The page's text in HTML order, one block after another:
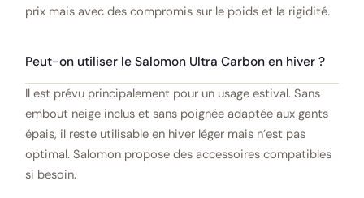
prix mais avec des compromis sur le poids et la rigidité.
Peut-on utiliser le Salomon Ultra Carbon en hiver ?
Il est prévu principalement pour un usage estival. Sans
embout neige inclus et sans poignée adaptée aux gants
épais, il reste utilisable en hiver léger mais n’est pas
optimal. Salomon propose des accessoires compatibles
si besoin.